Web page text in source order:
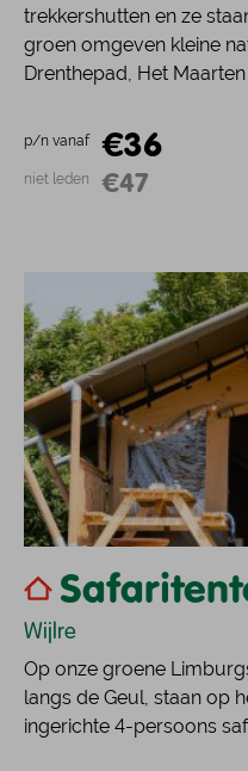
trekkershutten en ze
groen omgeven kleine
Drenthepad, Het Maarten
p/n vanaf €36
niet leden €47
Wijlre
Op onze groene
langs de Geul, staan op
ingerichte 4-persoons